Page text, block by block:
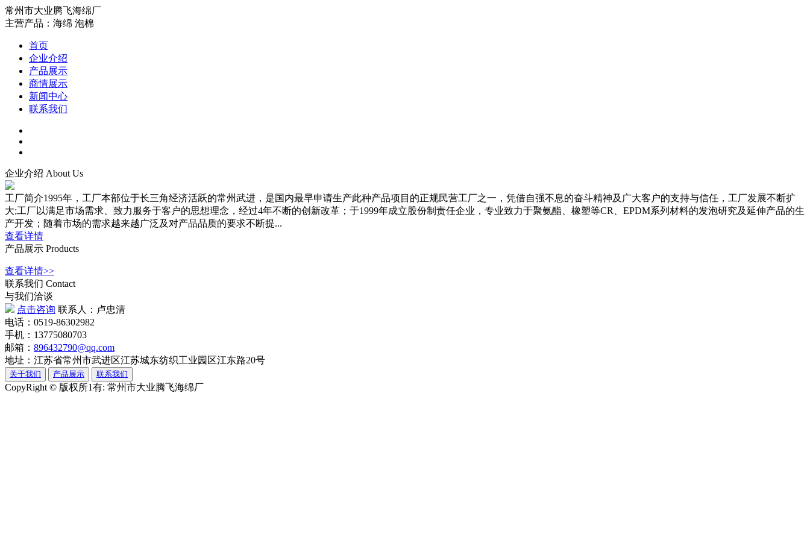
常州市大业腾飞海绵厂
主营产品：海绵 泡棉
首页
企业介绍
产品展示
商情展示
新闻中心
联系我们
企业介绍 About Us
工厂简介1995年，工厂本部位于长三角经济活跃的常州武进，是国内最早申请生产此种产品项目的正规民营工厂之一，凭借自强不息的奋斗精神及广大客户的支持与信任，工厂发展不断扩
大;工厂以满足市场需求、致力服务于客户的思想理念，经过4年不断的创新改革；于1999年成立股份制责任企业，专业致力于聚氨酯、橡塑等CR、EPDM系列材料的发泡研究及延伸产品的生
产开发；随着市场的需求越来越广泛及对产品品质的要求不断提...
查看详情
产品展示 Products
查看详情>>
联系我们 Contact
与我们洽谈
点击咨询 联系人：卢忠清
电话：0519-86302982
手机：13775080703
邮箱： 896432790@qq.com
地址：江苏省常州市武进区江苏城东纺织工业园区江东路20号
关于我们 产品展示 联系我们
CopyRight © 版权所1有: 常州市大业腾飞海绵厂